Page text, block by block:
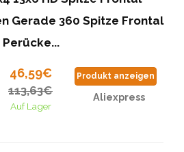
Gerade 360 Spitze Frontal
Perücke...
46,59€
113,63€
Auf Lager
Produkt anzeigen
Aliexpress